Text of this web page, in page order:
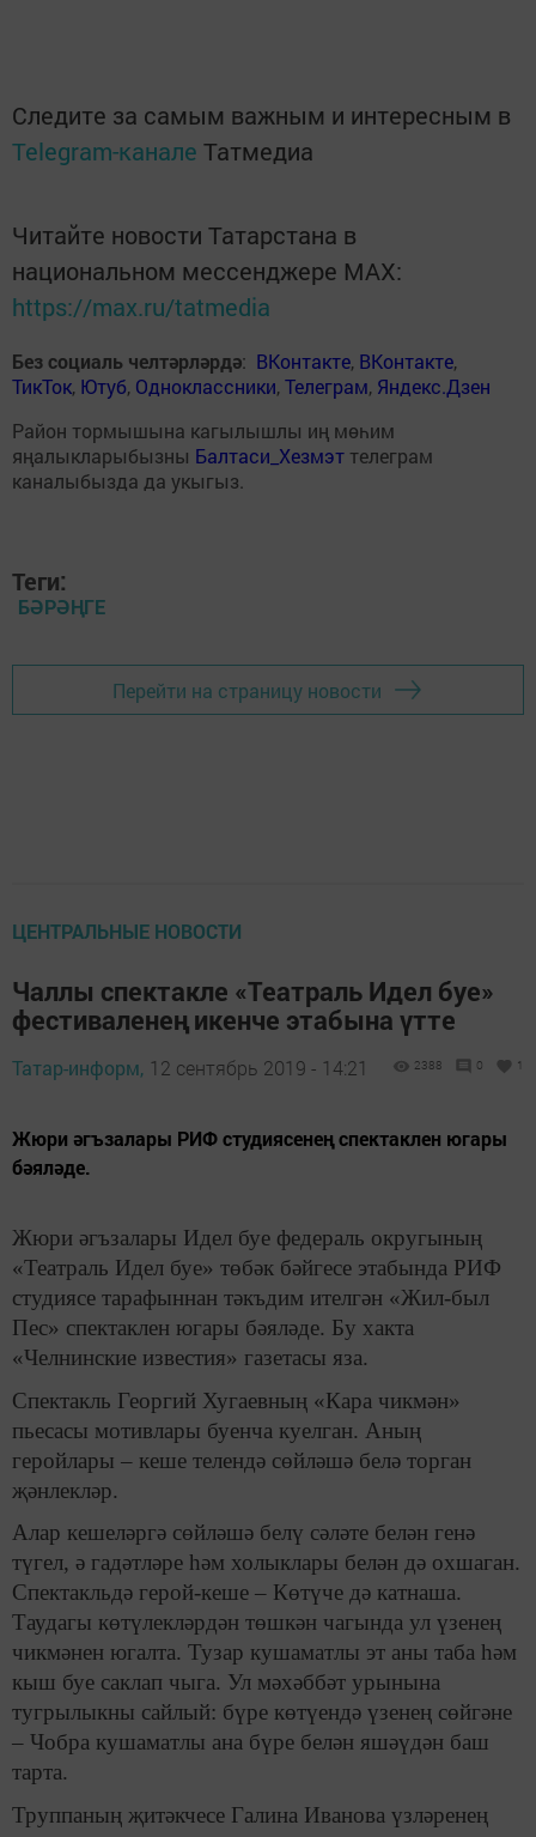
Следите за самым важным и интересным в
Telegram-канале Татмедиа
Читайте новости Татарстана в
национальном мессенджере MАХ:
https://max.ru/tatmedia
Без социаль челтәрләрдә: ВКонтакте, ВКонтакте,
ТикТок, Ютуб, Одноклассники,Телеграм, Яндекс.Дзен
Район тормышына кагылышлы иң мөһим
яңалыкларыбызны Балтаси_Хезмэт телеграм
каналыбызда да укыгыз.
Теги:
БӘРӘҢГЕ
Перейти на страницу новости
ЦЕНТРАЛЬНЫЕ НОВОСТИ
Чаллы спектакле «Театраль Идел буе»
фестиваленең икенче этабына үтте
Татар-информ, 12 сентябрь 2019 - 14:21 2388 0 1
Жюри әгъзалары РИФ студиясенең спектаклен югары
бәяләде.
Жюри әгъзалары Идел буе федераль округының
«Театраль Идел буе» төбәк бәйгесе этабында РИФ
студиясе тарафыннан тәкъдим ителгән «Жил-был
Пес» спектаклен югары бәяләде. Бу хакта
«Челнинские известия» газетасы яза.
Спектакль Георгий Хугаевның «Кара чикмән»
пьесасы мотивлары буенча куелган. Аның
геройлары – кеше телендә сөйләшә белә торган
җәнлекләр.
Алар кешеләргә сөйләшә белү сәләте белән генә
түгел, ә гадәтләре һәм холыклары белән дә охшаган.
Спектакльдә герой-кеше – Көтүче дә катнаша.
Таудагы көтүлекләрдән төшкән чагында ул үзенең
чикмәнен югалта. Тузар кушаматлы эт аны таба һәм
кыш буе саклап чыга. Ул мәхәббәт урынына
тугрылыкны сайлый: бүре көтүендә үзенең сөйгәне
– Чобра кушаматлы ана бүре белән яшәүдән баш
тарта.
Труппаның җитәкчесе Галина Иванова үзләренең